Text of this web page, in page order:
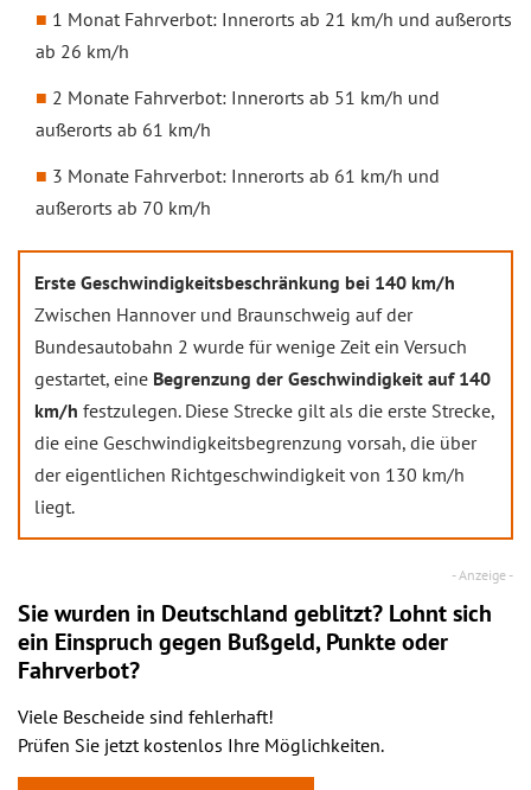
1 Monat Fahrverbot: Innerorts ab 21 km/h und außerorts
ab 26 km/h
2 Monate Fahrverbot: Innerorts ab 51 km/h und
außerorts ab 61 km/h
3 Monate Fahrverbot: Innerorts ab 61 km/h und
außerorts ab 70 km/h
Erste Geschwindigkeitsbeschränkung bei 140 km/h
Zwischen Hannover und Braunschweig auf der
Bundesautobahn 2 wurde für wenige Zeit ein Versuch
gestartet, eine Begrenzung der Geschwindigkeit auf 140
km/h festzulegen. Diese Strecke gilt als die erste Strecke,
die eine Geschwindigkeitsbegrenzung vorsah, die über
der eigentlichen Richtgeschwindigkeit von 130 km/h
liegt.
Sie wurden in Deutschland geblitzt? Lohnt sich
ein Einspruch gegen Bußgeld, Punkte oder
Fahrverbot?
Viele Bescheide sind fehlerhaft!
Prüfen Sie jetzt kostenlos Ihre Möglichkeiten.